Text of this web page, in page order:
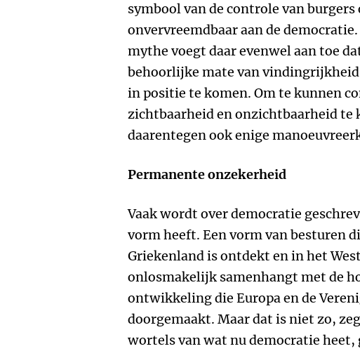
symbool van de controle van
onvervreemdbaar aan de
mythe voegt daar evenwel aan toe
behoorlijke mate van
in positie te komen. Om te kunnen
zichtbaarheid en onzichtbaarheid te
daarentegen ook enige
Permanente onzekerheid
Vaak wordt over democratie
vorm heeft. Een vorm van besturen
Griekenland is ontdekt en in het
onlosmakelijk samenhangt met de
ontwikkeling die Europa en de
doorgemaakt. Maar dat is niet zo,
wortels van wat nu democratie heet,